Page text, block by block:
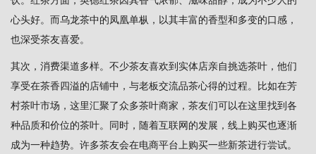
心头好。而乌龙茶中的凤凰单枞，以其丰富的香型和多变的口感，
也深受茶友喜爱。
其次，消费渠道多样。不少茶友喜欢到实体店亲自挑选茶叶，他们
享受在茶香四溢的店铺中，与老板交流品茶心得的过程。比如在芳
村茶叶市场，这里汇聚了众多茶叶商家，茶友们可以在这里找到各
种品质和价位的茶叶。同时，随着互联网的发展，线上购买也逐渐
成为一种趋势。许多茶友会在电商平台上购买一些新茶进行尝试。